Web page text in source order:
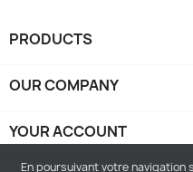
PRODUCTS
OUR COMPANY
YOUR ACCOUNT
En poursuivant votre